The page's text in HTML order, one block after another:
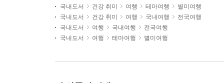
국내도서
건강 취미 여행 테마여행
별미여행
국내도서
건강 취미 여행 국내여행
전국여행
국내도서
여행 국내여행
전국여행
국내도서
여행 테마여행 별미여행